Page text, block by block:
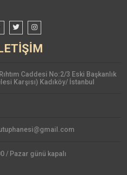
Caddesi No:2/3 Eski Başkanlık
Karşısı) Kadıköy/ İstanbul
/ Pazar günü kapalı